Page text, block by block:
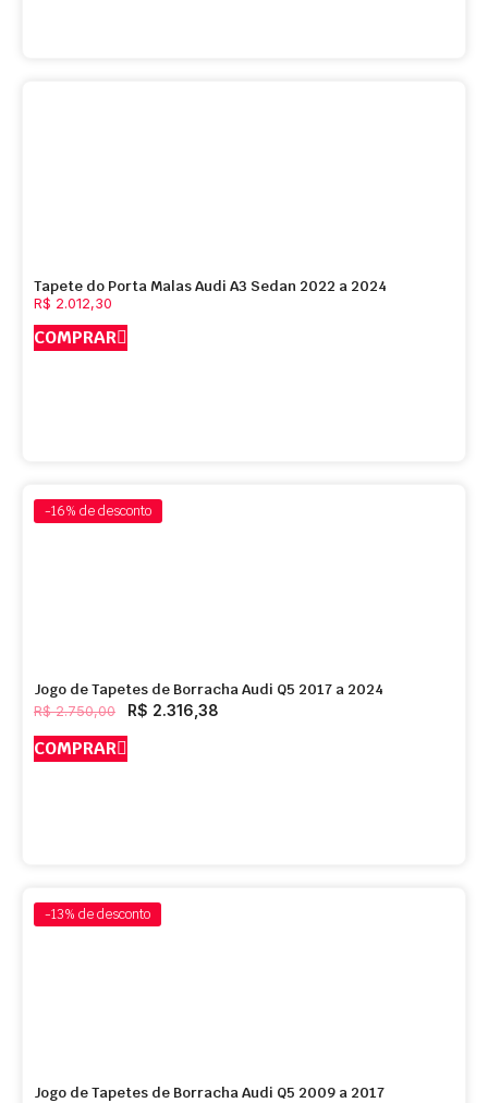
Tapete do Porta Malas Audi A3 Sedan 2022 a 2024
R$ 2.012,30
COMPRAR
-16% de desconto
Jogo de Tapetes de Borracha Audi Q5 2017 a 2024
R$2.750,00 R$ 2.316,38
COMPRAR
-13% de desconto
Jogo de Tapetes de Borracha Audi Q5 2009 a 2017